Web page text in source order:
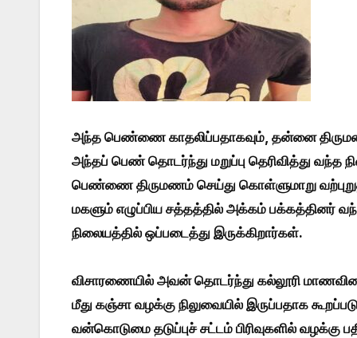
அந்த பெண்ணை காதலிப்பதாகவும், தன்னை
அந்தப் பெண் தொடர்ந்து மறுப்பு தெரிவித்து வந்த
பெண்ணை திருமணம் செய்து கொள்ளுமாறு
மகளும் எழுப்பிய சத்தத்தில் அக்கம் பக்கத்தினர்
நிலையத்தில் ஒப்படைத்து இருக்கிறார்கள்.
விசாரணையில் அவன் தொடர்ந்து கல்லூரி
மீது கஞ்சா வழக்கு நிலுவையில் இருப்பதாக
வன்கொடுமை தடுப்புச் சட்டம் பிரிவுகளில்